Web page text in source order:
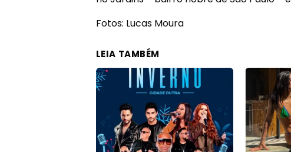
Fotos: Lucas Moura
LEIA TAMBÉM